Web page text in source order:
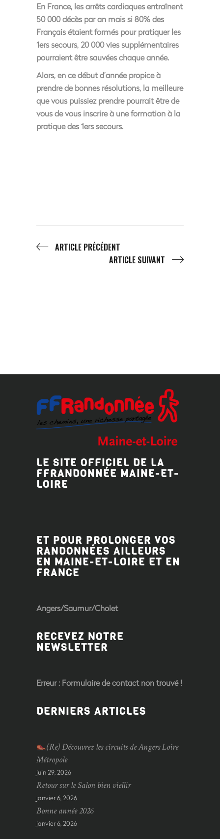
En France, les arrêts cardiaques entraînent
50 000 décès par an mais si 80% des
Français étaient formés pour pratiquer les
1ers secours, 20 000 vies supplémentaires
pourraient être sauvées chaque année.
Alors, en ce début d’année propice à
prendre de bonnes résolutions, la meilleure
que vous puissiez prendre pourrait être de
vous de vous inscrire à une formation à la
pratique des 1ers secours.
ARTICLE PRÉCÉDENT
ARTICLE SUIVANT
LE SITE OFFICIEL DE LA
FFRANDONNÉE MAINE-ET-
LOIRE
ET POUR PROLONGER VOS
RANDONNÉES AILLEURS
EN MAINE-ET-LOIRE ET EN
FRANCE
Angers/Saumur/Cholet
RECEVEZ NOTRE
NEWSLETTER
Erreur : Formulaire de contact non trouvé !
DERNIERS ARTICLES
(Re) Découvrez les circuits de Angers Loire
Métropole
juin 29, 2026
Retour sur le Salon bien viellir
janvier 6, 2026
Bonne année 2026
janvier 6, 2026